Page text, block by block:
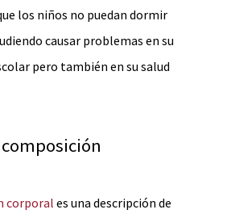
los niños no puedan dormir
causar problemas en su
pero también en su salud
corporales una descripción de